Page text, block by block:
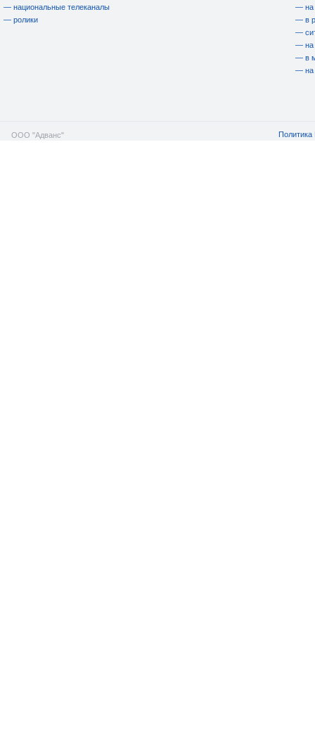
— национальные телеканалы
— ролики
— на
— в
—
— на
— в
— на
ООО "Адванс" Политика